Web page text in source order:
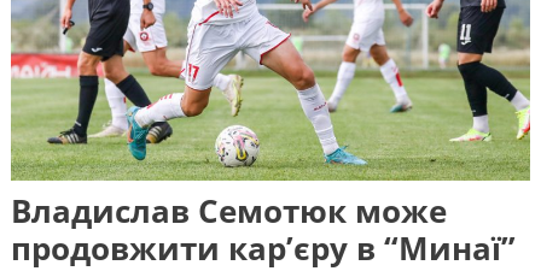
Владислав Семотюк може
продовжити кар’єру в “Минаї”